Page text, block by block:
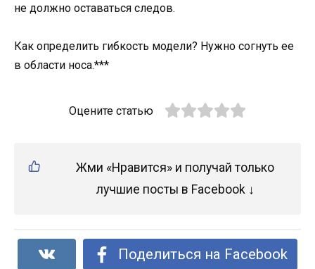
не должно оставаться следов.
Как определить гибкость модели? Нужно согнуть ее
в области носа.***
Оцените статью
Жми «Нравится» и получай только
лучшие посты в Facebook ↓
Поделиться на Facebook